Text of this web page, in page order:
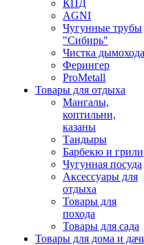
КПД
AGNI
Чугунные трубы
"Сибирь"
Чистка дымохода
Ферингер
ProMetall
Товары для отдыха
Мангалы,
коптильни,
казаны
Тандыры
Барбекю и грили
Чугунная посуда
Аксессуары для
отдыха
Товары для
похода
Товары для сада
Товары для дома и